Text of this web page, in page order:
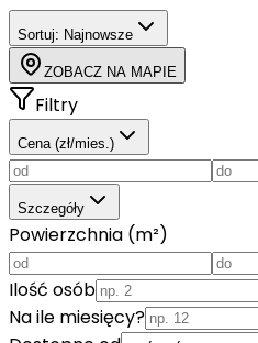
Sortuj: Najnowsze
ZOBACZ NA MAPIE
Filtry
Cena (zł/mies.)
Szczegóły
Powierzchnia (m²)
Ilość osób
Na ile miesięcy?